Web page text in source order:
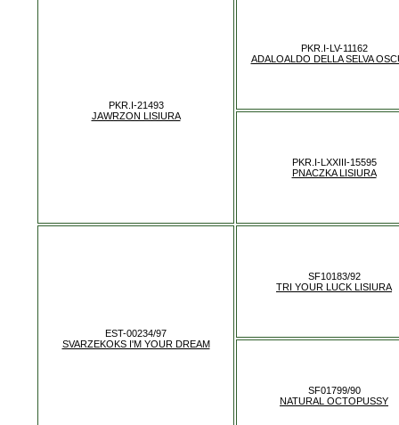
PKR.I-21493
JAWRZON LISIURA
PKR.I-LV-11162
ADALOALDO DELLA SELVA
PKR.I-LXXIII-15595
PNACZKA LISIURA
EST-00234/97
SVARZEKOKS I'M YOUR DREAM
SF10183/92
TRI YOUR LUCK LISIURA
SF01799/90
NATURAL OCTOPUSSY